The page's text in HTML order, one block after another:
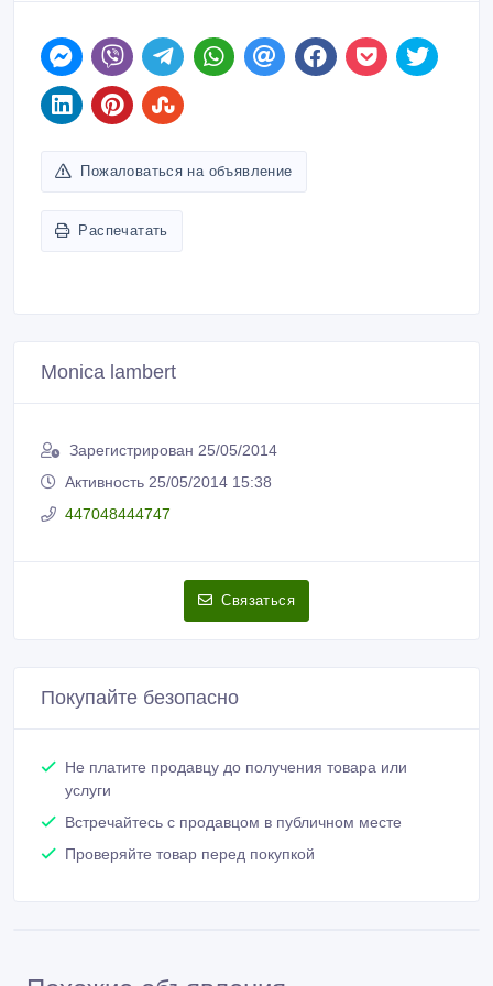
Пожаловаться на объявление
Распечатать
Monica lambert
Зарегистрирован 25/05/2014
Активность 25/05/2014 15:38
447048444747
Связаться
Покупайте безопасно
Не платите продавцу до получения товара или
услуги
Встречайтесь с продавцом в публичном месте
Проверяйте товар перед покупкой